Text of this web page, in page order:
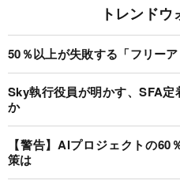
トレンドウ
50％以上が失敗する「フリー
Sky執行役員が明かす、SFA
か
【警告】AIプロジェクトの
策は